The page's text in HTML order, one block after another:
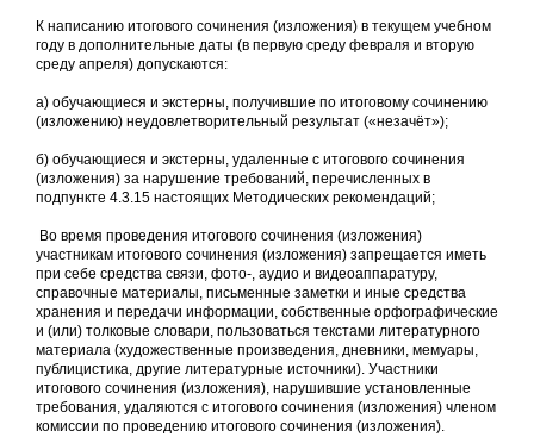
К написанию итогового сочинения (изложения) в текущем учебном
году в дополнительные даты (в первую среду февраля и вторую
среду апреля) допускаются:
а) обучающиеся и экстерны, получившие по итоговому сочинению
(изложению) неудовлетворительный результат («незачёт»);
б) обучающиеся и экстерны, удаленные с итогового сочинения
(изложения) за нарушение требований, перечисленных в
подпункте 4.3.15 настоящих Методических рекомендаций;
Во время проведения итогового сочинения (изложения)
участникам итогового сочинения (изложения) запрещается иметь
при себе средства связи, фото-, аудио и видеоаппаратуру,
справочные материалы, письменные заметки и иные средства
хранения и передачи информации, собственные орфографические
и (или) толковые словари, пользоваться текстами литературного
материала (художественные произведения, дневники, мемуары,
публицистика, другие литературные источники). Участники
итогового сочинения (изложения), нарушившие установленные
требования, удаляются с итогового сочинения (изложения) членом
комиссии по проведению итогового сочинения (изложения).